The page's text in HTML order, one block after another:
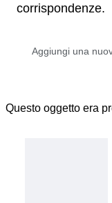
corrispondenze.
Questo oggetto era